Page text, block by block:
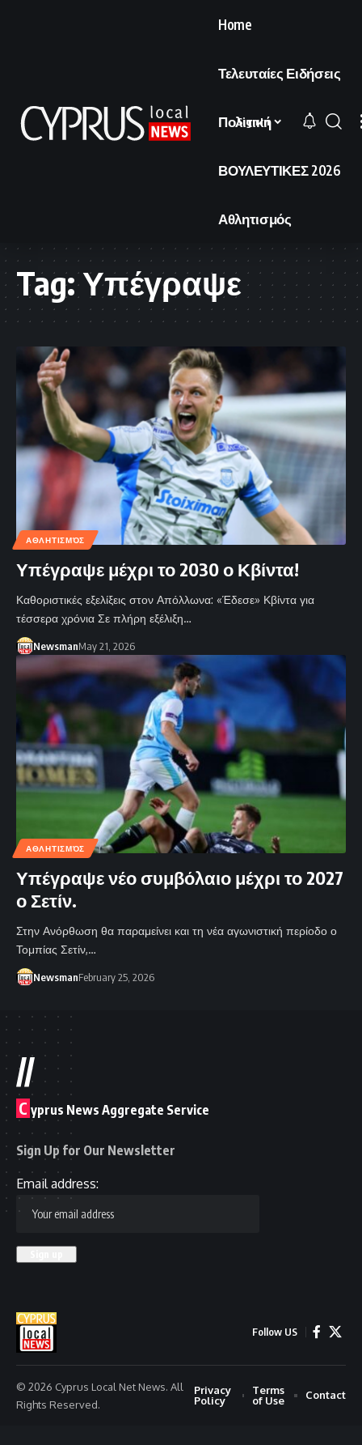
Home
Τελευταίες Ειδήσεις
Πολιτική
ΒΟΥΛΕΥΤΙΚΕΣ 2026
Αθλητισμός
Sign In
Tag:Υπέγραψε
ΑΘΛΗΤΙΣΜΌΣ
Υπέγραψε μέχρι το 2030 ο Κβίντα!
Καθοριστικές εξελίξεις στον Απόλλωνα: «Έδεσε» Κβίντα για
τέσσερα χρόνια Σε πλήρη εξέλιξη…
NewsmanMay 21, 2026
ΑΘΛΗΤΙΣΜΌΣ
Υπέγραψε νέο συμβόλαιο μέχρι το 2027
ο Σετίν.
Στην Ανόρθωση θα παραμείνει και τη νέα αγωνιστική περίοδο ο
Τομπίας Σετίν,…
NewsmanFebruary 25, 2026
//
C yprus News Aggregate Service
Sign Up for Our Newsletter
Email address:
Follow US
© 2026 Cyprus Local Net News. All
Rights Reserved.
Privacy
Policy
Terms
of Use
Contact